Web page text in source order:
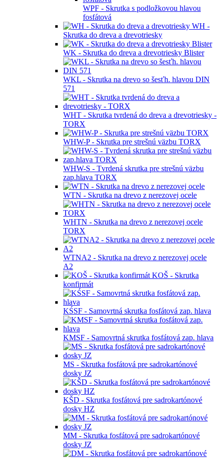
WPF - Skrutka s podložkovou hlavou
fosfátová
WH -
Skrutka do dreva a drevotriesky
WK - Skrutka do dreva a drevotriesky Blister
WKL - Skrutka na drevo so šesťh. hlavou DIN
571
WHT - Skrutka tvrdená do dreva a drevotriesky -
TORX
WHW-P - Skrutka pre strešnú väzbu TORX
WHW-S - Tvrdená skrutka pre strešnú väzbu
zap.hlava TORX
WTN - Skrutka na drevo z nerezovej ocele
WHTN - Skrutka na drevo z nerezovej ocele
TORX
WTNA2 - Skrutka na drevo z nerezovej ocele
A2
KOŠ - Skrutka
konfirmát
KŚSF - Samovrtná skrutka fosfátová zap. hlava
KMSF - Samovrtná skrutka fosfátová zap. hlava
MS - Skrutka fosfátová pre sadrokartónové
dosky JZ
KŠD - Skrutka fosfátová pre sadrokartónové
dosky HZ
MM - Skrutka fosfátová pre sadrokartónové
dosky JZ